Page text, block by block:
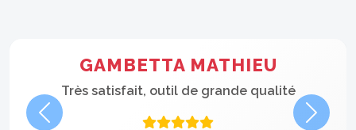
GAMBETTA MATHIEU
Très satisfait, outil de grande qualité
Précédent